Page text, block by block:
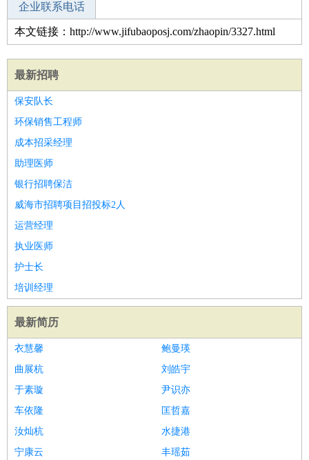
企业联系电话
本文链接：http://www.jifubaoposj.com/zhaopin/3327.html
最新招聘
保安队长
环保销售工程师
成本招采经理
助理医师
银行招聘保洁
威海市招聘项目招投标2人
运营经理
执业医师
护士长
培训经理
最新简历
衣慧馨
鲍曼瑛
曲展杭
刘皓宇
于素璇
尹识亦
车依隆
匡哲嘉
汝灿杭
水捷港
宁康云
丰瑶茹